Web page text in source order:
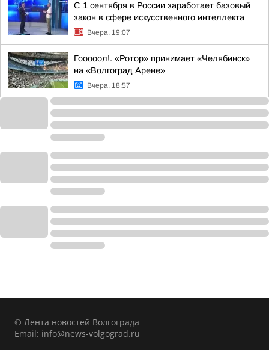
С 1 сентября в России заработает базовый
закон в сфере искусственного интеллекта
Вчера, 19:07
Гооооол!. «Ротор» принимает «Челябинск»
на «Волгоград Арене»
Вчера, 18:57
© Лента новостей Волгограда
Email: info@news-volgograd.ru